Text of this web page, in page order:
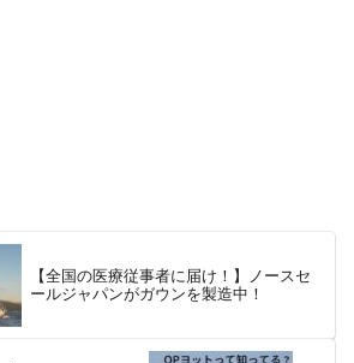
【全国の医療従事者に届け！】ノースセ
ールジャパンがガウンを製造中！